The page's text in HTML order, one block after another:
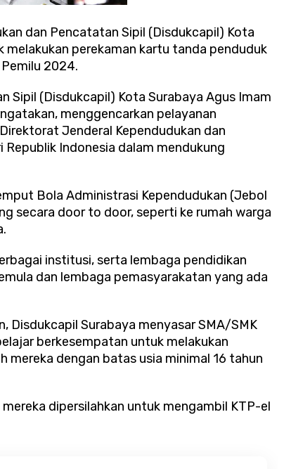
dan Pencatatan Sipil (Disdukcapil) Kota
perekaman kartu tanda penduduk
2024.
Sipil (Disdukcapil) Kota Surabaya Agus Imam
menggencarkan pelayanan
Jenderal Kependudukan dan
Indonesia dalam mendukung
Bola Administrasi Kependudukan (Jebol
secara door to door, seperti ke rumah warga
institusi, serta lembaga pendidikan
dan lembaga pemasyarakatan yang ada
Disdukcapil Surabaya menyasar SMA/SMK
berkesempatan untuk melakukan
mereka dengan batas usia minimal 16 tahun
dipersilahkan untuk mengambil KTP-el